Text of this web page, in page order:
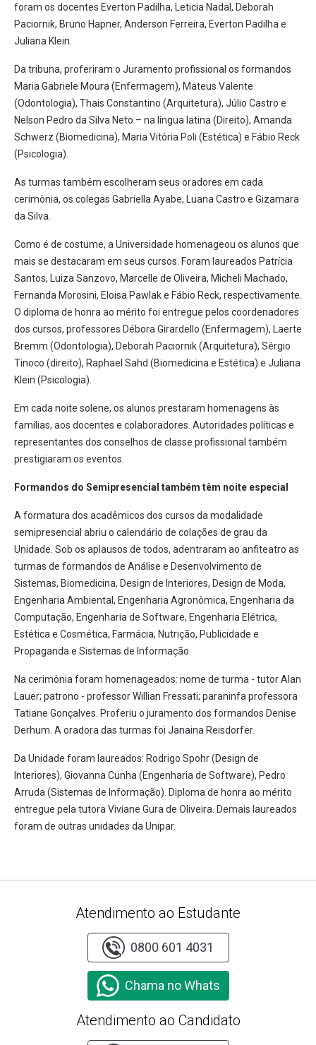
foram os docentes Everton Padilha, Leticia Nadal, Deborah
Paciornik, Bruno Hapner, Anderson Ferreira, Everton Padilha e
Juliana Klein.
Da tribuna, proferiram o Juramento profissional os formandos
Maria Gabriele Moura (Enfermagem), Mateus Valente
(Odontologia), Thais Constantino (Arquitetura), Júlio Castro e
Nelson Pedro da Silva Neto – na língua latina (Direito), Amanda
Schwerz (Biomedicina), Maria Vitória Poli (Estética) e Fábio Reck
(Psicologia).
As turmas também escolheram seus oradores em cada
cerimônia, os colegas Gabriella Ayabe, Luana Castro e Gizamara
da Silva.
Como é de costume, a Universidade homenageou os alunos que
mais se destacaram em seus cursos. Foram laureados Patrícia
Santos, Luiza Sanzovo, Marcelle de Oliveira, Micheli Machado,
Fernanda Morosini, Eloisa Pawlak e Fábio Reck, respectivamente.
O diploma de honra ao mérito foi entregue pelos coordenadores
dos cursos, professores Débora Girardello (Enfermagem), Laerte
Bremm (Odontologia), Deborah Paciornik (Arquitetura), Sérgio
Tinoco (direito), Raphael Sahd (Biomedicina e Estética) e Juliana
Klein (Psicologia).
Em cada noite solene, os alunos prestaram homenagens às
famílias, aos docentes e colaboradores. Autoridades políticas e
representantes dos conselhos de classe profissional também
prestigiaram os eventos.
Formandos do Semipresencial também têm noite especial
A formatura dos acadêmicos dos cursos da modalidade
semipresencial abriu o calendário de colações de grau da
Unidade. Sob os aplausos de todos, adentraram ao anfiteatro as
turmas de formandos de Análise e Desenvolvimento de
Sistemas, Biomedicina, Design de Interiores, Design de Moda,
Engenharia Ambiental, Engenharia Agronômica, Engenharia da
Computação, Engenharia de Software, Engenharia Elétrica,
Estética e Cosmética, Farmácia, Nutrição, Publicidade e
Propaganda e Sistemas de Informação.
Na cerimônia foram homenageados: nome de turma - tutor Alan
Lauer; patrono - professor Willian Fressati; paraninfa professora
Tatiane Gonçalves. Proferiu o juramento dos formandos Denise
Derhum. A oradora das turmas foi Janaina Reisdorfer.
Da Unidade foram laureados: Rodrigo Spohr (Design de
Interiores), Giovanna Cunha (Engenharia de Software), Pedro
Arruda (Sistemas de Informação). Diploma de honra ao mérito
entregue pela tutora Viviane Gura de Oliveira. Demais laureados
foram de outras unidades da Unipar.
Atendimento ao Estudante
0800 601 4031
Chama no Whats
Atendimento ao Candidato